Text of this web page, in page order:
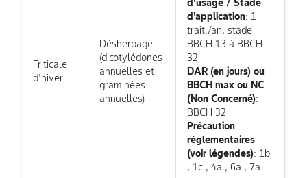
Triticale
d'hiver
Désherbage
(dicotylédones
annuelles et
graminées
annuelles)
d'usage / Stade
d'application: 1
trait./an; stade
BBCH 13 à BBCH
32
DAR (en jours) ou
BBCH max ou NC
(Non Concerné):
BBCH 32
Précaution
réglementaires
(voir légendes): 1b
, 1c , 4a , 6a , 7a